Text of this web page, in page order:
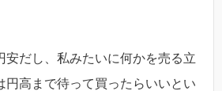
安だし、私みたいに何かを売る立
円高まで待って買ったらいいとい